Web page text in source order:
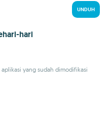
UNDUH
hari
yang sudah dimodifikasi